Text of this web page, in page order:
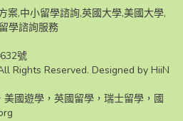
案,中小留學諮詢,英國大學,美國大學,
學諮詢服務
號
Rights Reserved. Designed by HiiN
國遊學，英國留學，瑞士留學，國